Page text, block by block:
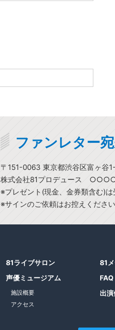
ファンレター宛
〒151-0063 東京都渋谷区富ヶ谷
株式会社81プロデュース
※プレゼント(現金、金券類含む)は
※サインのご依頼はお控えください
81ライブサロン
声優ミュージアム
施設概要
アクセス
81
FAQ
出